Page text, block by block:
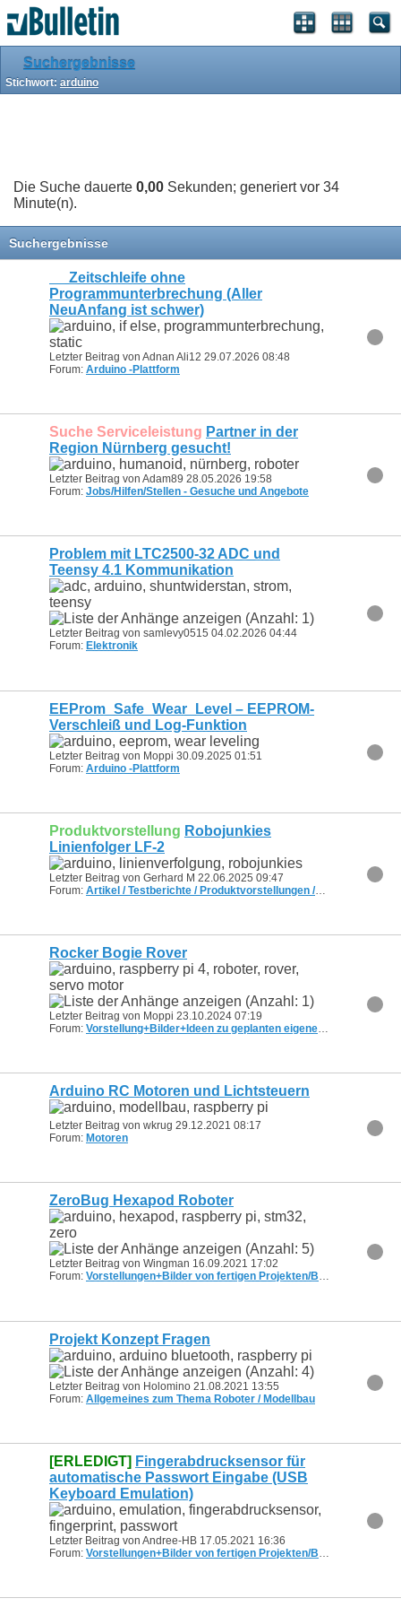
Suchergebnisse
Stichwort: arduino
Die Suche dauerte 0,00 Sekunden; generiert vor 34
Minute(n).
Suchergebnisse
__ Zeitschleife ohne
Programmunterbrechung (Aller
NeuAnfang ist schwer)
Letzter Beitrag von Adnan Ali12 29.07.2026 08:48
Forum: Arduino -Plattform
Suche Serviceleistung Partner in der
Region Nürnberg gesucht!
Letzter Beitrag von Adam89 28.05.2026 19:58
Forum: Jobs/Hilfen/Stellen - Gesuche und Angebote
Problem mit LTC2500-32 ADC und
Teensy 4.1 Kommunikation
Letzter Beitrag von samlevy0515 04.02.2026 04:44
Forum: Elektronik
EEProm_Safe_Wear_Level – EEPROM-
Verschleiß und Log-Funktion
Letzter Beitrag von Moppi 30.09.2025 01:51
Forum: Arduino -Plattform
Produktvorstellung Robojunkies
Linienfolger LF-2
Letzter Beitrag von Gerhard M 22.06.2025 09:47
Forum: Artikel / Testberichte / Produktvorstellungen /Grundlagen
Rocker Bogie Rover
Letzter Beitrag von Moppi 23.10.2024 07:19
Forum: Vorstellung+Bilder+Ideen zu geplanten eigenen Projekten/Bots
Arduino RC Motoren und Lichtsteuern
Letzter Beitrag von wkrug 29.12.2021 08:17
Forum: Motoren
ZeroBug Hexapod Roboter
Letzter Beitrag von Wingman 16.09.2021 17:02
Forum: Vorstellungen+Bilder von fertigen Projekten/Bots
Projekt Konzept Fragen
Letzter Beitrag von Holomino 21.08.2021 13:55
Forum: Allgemeines zum Thema Roboter / Modellbau
[ERLEDIGT] Fingerabdrucksensor für
automatische Passwort Eingabe (USB
Keyboard Emulation)
Letzter Beitrag von Andree-HB 17.05.2021 16:36
Forum: Vorstellungen+Bilder von fertigen Projekten/Bots